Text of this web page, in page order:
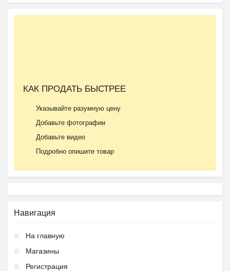
КАК ПРОДАТЬ БЫСТРЕЕ
Указывайте разумную цену
Добавьте фотографии
Добавьте видео
Подробно опишите товар
Навигация
На главную
Магазины
Регистрация